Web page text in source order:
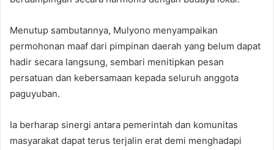
Menutup sambutannya, Mulyono menyampaikan
permohonan maaf dari pimpinan daerah yang belum dapat
hadir secara langsung, sembari menitipkan pesan
persatuan dan kebersamaan kepada seluruh anggota
paguyuban.
Ia berharap sinergi antara pemerintah dan komunitas
masyarakat dapat terus terjalin erat demi menghadapi